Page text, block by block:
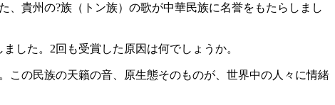
貴州の?族（トン族）の歌が中華民族に名誉をもたらしまし
した。2回も受賞した原因は何でしょうか。
この民族の天籟の音、原生態そのものが、世界中の人々に情緒